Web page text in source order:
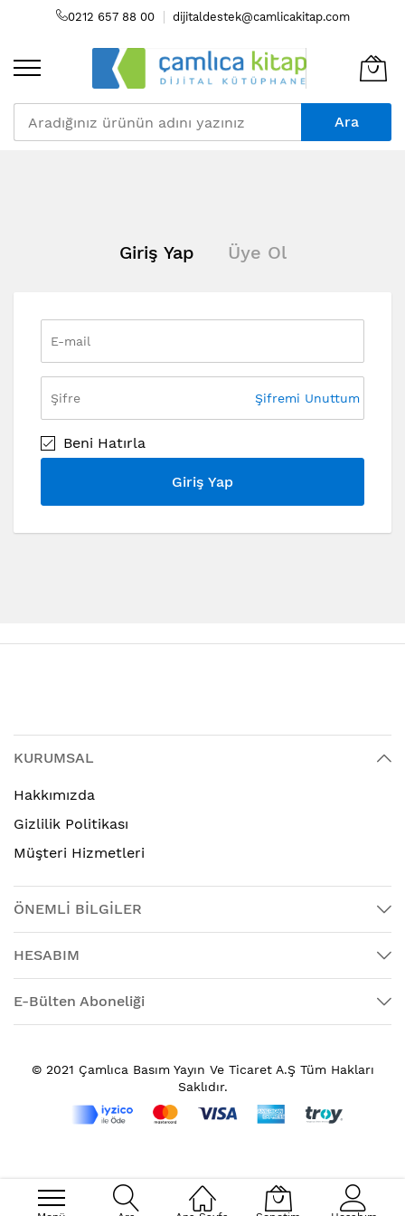
0212 657 88 00 dijitaldestek@camlicakitap.com
Ara
Giriş Yap Üye Ol
Şifremi Unuttum
Beni Hatırla
Giriş Yap
KURUMSAL
Hakkımızda
Gizlilik Politikası
Müşteri Hizmetleri
ÖNEMLİ BİLGİLER
HESABIM
E-Bülten Aboneliği
© 2021 Çamlıca Basım Yayın Ve Ticaret A.Ş Tüm Hakları
Saklıdır.